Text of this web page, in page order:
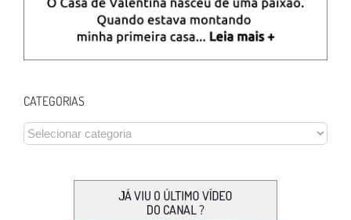
CATEGORIAS
CATEGORIAS